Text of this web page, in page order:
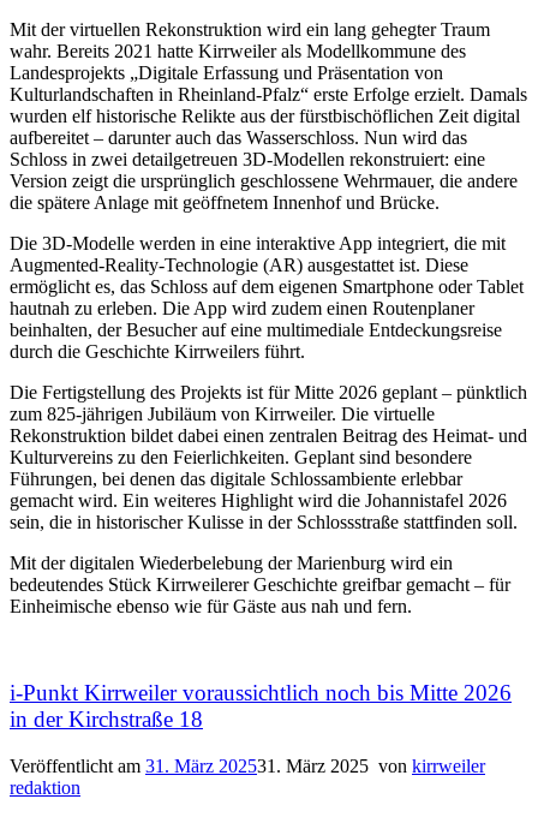
Mit der virtuellen Rekonstruktion wird ein lang gehegter Traum
wahr. Bereits 2021 hatte Kirrweiler als Modellkommune des
Landesprojekts „Digitale Erfassung und Präsentation von
Kulturlandschaften in Rheinland-Pfalz“ erste Erfolge erzielt. Damals
wurden elf historische Relikte aus der fürstbischöflichen Zeit digital
aufbereitet – darunter auch das Wasserschloss. Nun wird das
Schloss in zwei detailgetreuen 3D-Modellen rekonstruiert: eine
Version zeigt die ursprünglich geschlossene Wehrmauer, die andere
die spätere Anlage mit geöffnetem Innenhof und Brücke.
Die 3D-Modelle werden in eine interaktive App integriert, die mit
Augmented-Reality-Technologie (AR) ausgestattet ist. Diese
ermöglicht es, das Schloss auf dem eigenen Smartphone oder Tablet
hautnah zu erleben. Die App wird zudem einen Routenplaner
beinhalten, der Besucher auf eine multimediale Entdeckungsreise
durch die Geschichte Kirrweilers führt.
Die Fertigstellung des Projekts ist für Mitte 2026 geplant – pünktlich
zum 825-jährigen Jubiläum von Kirrweiler. Die virtuelle
Rekonstruktion bildet dabei einen zentralen Beitrag des Heimat- und
Kulturvereins zu den Feierlichkeiten. Geplant sind besondere
Führungen, bei denen das digitale Schlossambiente erlebbar
gemacht wird. Ein weiteres Highlight wird die Johannistafel 2026
sein, die in historischer Kulisse in der Schlossstraße stattfinden soll.
Mit der digitalen Wiederbelebung der Marienburg wird ein
bedeutendes Stück Kirrweilerer Geschichte greifbar gemacht – für
Einheimische ebenso wie für Gäste aus nah und fern.
i-Punkt Kirrweiler voraussichtlich noch bis Mitte 2026
in der Kirchstraße 18
Veröffentlicht am 31. März 202531. März 2025 von kirrweiler
redaktion